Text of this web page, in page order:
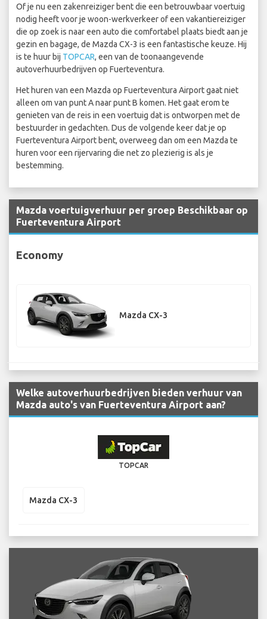
Of je nu een zakenreiziger bent die een betrouwbaar voertuig
nodig heeft voor je woon-werkverkeer of een vakantiereiziger
die op zoek is naar een auto die comfortabel plaats biedt aan je
gezin en bagage, de Mazda CX-3 is een fantastische keuze. Hij
is te huur bij TOPCAR, een van de toonaangevende
autoverhuurbedrijven op Fuerteventura.
Het huren van een Mazda op Fuerteventura Airport gaat niet
alleen om van punt A naar punt B komen. Het gaat erom te
genieten van de reis in een voertuig dat is ontworpen met de
bestuurder in gedachten. Dus de volgende keer dat je op
Fuerteventura Airport bent, overweeg dan om een Mazda te
huren voor een rijervaring die net zo plezierig is als je
bestemming.
Mazda voertuigverhuur per groep Beschikbaar op
Fuerteventura Airport
Economy
Mazda CX-3
Welke autoverhuurbedrijven bieden verhuur van
Mazda auto's van Fuerteventura Airport aan?
TOPCAR
Mazda CX-3